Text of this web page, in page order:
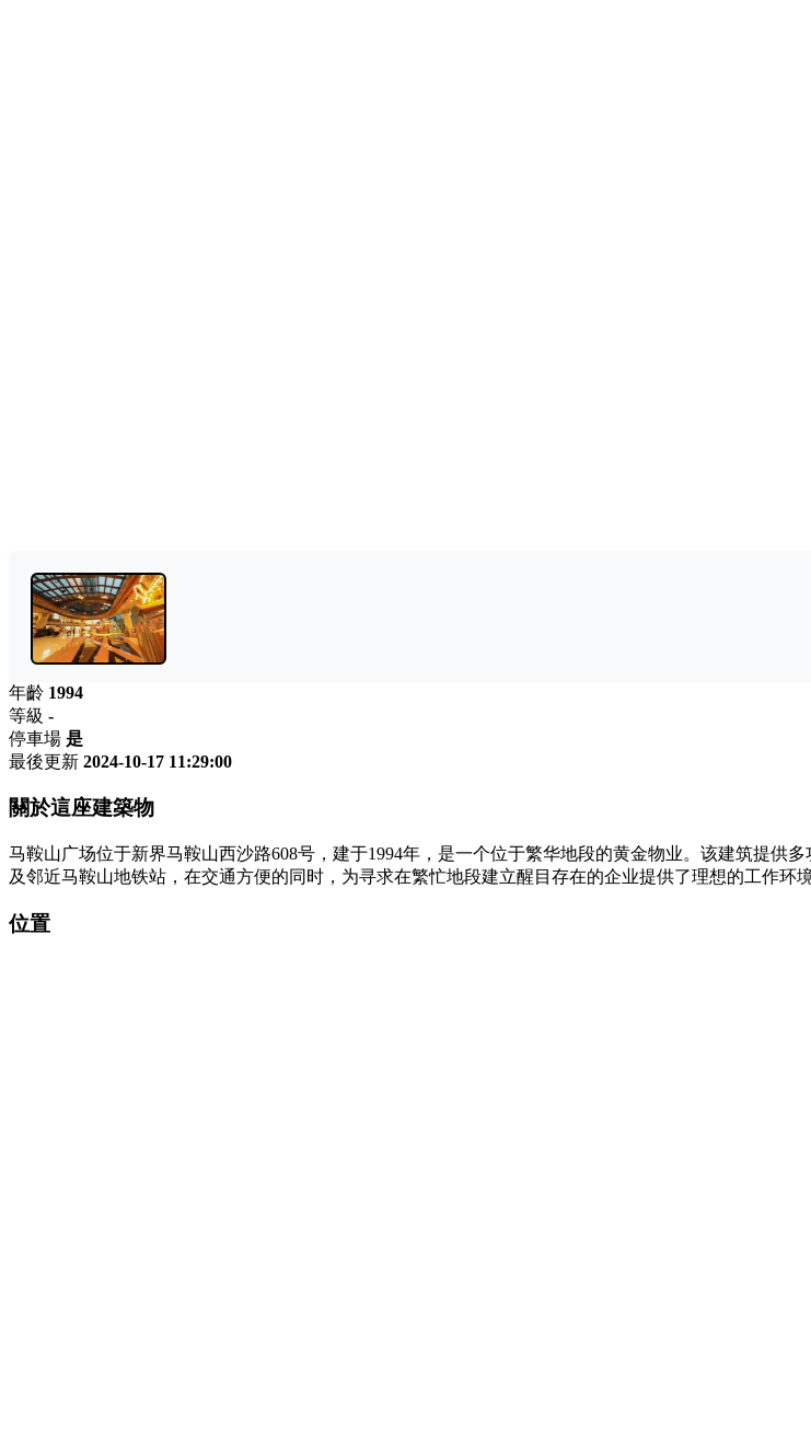
年齡 1994
等級 -
停車場 是
最後更新 2024-10-17 11:29:00
關於這座建築物
马鞍山广场位于新界马鞍山西沙路608号，建于1994年，是一个位于繁华地段的黄金物业。该建筑提供
及邻近马鞍山地铁站，在交通方便的同时，为寻求在繁忙地段建立醒目存在的企业提供了理想的工作环境
位置